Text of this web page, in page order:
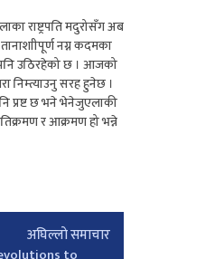
राष्ट्रपति मदुरोसँग अब
नग्न कदमका
पनि उठिरहेको छ । आजको
निम्त्याउनु सरह हुनेछ ।
प्रष्ट छ भने भेनेजुएलाकी
र आक्रमण हो भन्ने
अघिल्लाे समाचार